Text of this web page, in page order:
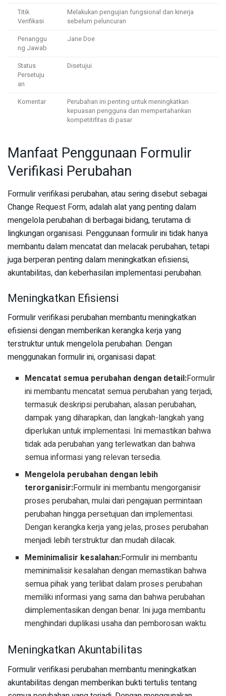
Titik
Verifikasi
Melakukan pengujian fungsional dan kinerja
sebelum peluncuran
Penanggu
ng Jawab
Jane Doe
Status
Persetuju
an
Disetujui
Komentar
Perubahan ini penting untuk meningkatkan
kepuasan pengguna dan mempertahankan
kompetitifitas di pasar
Manfaat Penggunaan Formulir
Verifikasi Perubahan
Formulir verifikasi perubahan, atau sering disebut sebagai
Change Request Form, adalah alat yang penting dalam
mengelola perubahan di berbagai bidang, terutama di
lingkungan organisasi. Penggunaan formulir ini tidak hanya
membantu dalam mencatat dan melacak perubahan, tetapi
juga berperan penting dalam meningkatkan efisiensi,
akuntabilitas, dan keberhasilan implementasi perubahan.
Meningkatkan Efisiensi
Formulir verifikasi perubahan membantu meningkatkan
efisiensi dengan memberikan kerangka kerja yang
terstruktur untuk mengelola perubahan. Dengan
menggunakan formulir ini, organisasi dapat:
Mencatat semua perubahan dengan detail:Formulir
ini membantu mencatat semua perubahan yang terjadi,
termasuk deskripsi perubahan, alasan perubahan,
dampak yang diharapkan, dan langkah-langkah yang
diperlukan untuk implementasi. Ini memastikan bahwa
tidak ada perubahan yang terlewatkan dan bahwa
semua informasi yang relevan tersedia.
Mengelola perubahan dengan lebih
terorganisir:Formulir ini membantu mengorganisir
proses perubahan, mulai dari pengajuan permintaan
perubahan hingga persetujuan dan implementasi.
Dengan kerangka kerja yang jelas, proses perubahan
menjadi lebih terstruktur dan mudah dilacak.
Meminimalisir kesalahan:Formulir ini membantu
meminimalisir kesalahan dengan memastikan bahwa
semua pihak yang terlibat dalam proses perubahan
memiliki informasi yang sama dan bahwa perubahan
diimplementasikan dengan benar. Ini juga membantu
menghindari duplikasi usaha dan pemborosan waktu.
Meningkatkan Akuntabilitas
Formulir verifikasi perubahan membantu meningkatkan
akuntabilitas dengan memberikan bukti tertulis tentang